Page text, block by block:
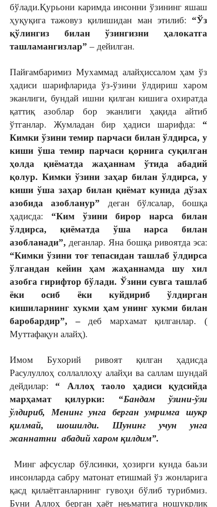
бўлади.Қурьони каримда инсонни ўзининг яшаш
ҳуқуқига тажовуз қилишидан ман этилиб: “Ўз
қўлингиз билан ўзингизни ҳалокатга
ташламангизлар” – дейилган.
Пайғамбаримиз Мухаммад алайҳиссалом ҳам ўз
ҳадиси шарифларида ўз-ўзини ўлдириш харом
эканлиги, бундай ишни қилган кишига охиратда
қаттиқ азоблар бор эканлиги ҳақида айтиб
ўтганлар. Жумладан бир ҳадиси шарифда: “
Кимки ўзини темир парчаси билан ўлдирса, у
киши ўша темир парчаси қорнига суқилган
ҳолда қиёматда жаҳаннам ўтида абадий
қолур. Кимки ўзини заҳар билан ўлдирса, у
киши ўша заҳар билан қиёмат кунида дўзах
азобида азобланур” деган бўлсалар, бошқа
ҳадисда: “Ким ўзини бирор нарса билан
ўлдирса, қиёматда ўша нарса билан
азобланади”, деганлар. Яна бошқа ривоятда эса:
“Кимки ўзини тоғ тепасидан ташлаб ўлдирса
ўлгандан кейин ҳам жаҳаннамда шу хил
азобга гирифтор бўлади. Ўзини сувга ташлаб
ёки осиб ёки куйдириб ўлдирган
кишиларнинг хукми ҳам унинг хукми билан
баробардир”, –деб мархамат қилганлар. (
Муттафақун алайҳ).
Имом Бухорий ривоят қилган ҳадисда
Расулуллоҳ соллаллоҳу алайҳи ва саллам шундай
дейдилар: “ Аллоҳ таоло ҳадиси қудсийда
марҳамат қилурки: “Бандам ўзини-ўзи
ўлдириб, Менинг унга берган умримга шукр
қилмай, шошилди. Шунинг учун унга
жаннатни абадий харом қилдим”.
Минг афсуслар бўлсинки, ҳозирги кунда баьзи
инсонларда сабру матонат етишмай ўз жонларига
қасд қилаётганларнинг гувоҳи бўлиб турибмиз.
Буни Аллоҳ берган ҳаёт неьматига ношукрлик